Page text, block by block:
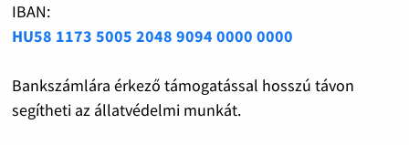
IBAN:
HU58 1173 5005 2048 9094 0000 0000
Bankszámlára érkező támogatással hosszú távon
segítheti az állatvédelmi munkát.